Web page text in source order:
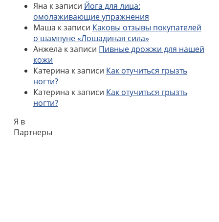
Яна к записи Йога для лица:
омолаживающие упражнения
Маша к записи Каковы отзывы покупателей
о шампуне «Лошадиная сила»
Анжела к записи Пивные дрожжи для нашей
кожи
Катерина к записи Как отучиться грызть
ногти?
Катерина к записи Как отучиться грызть
ногти?
Я в
Партнеры